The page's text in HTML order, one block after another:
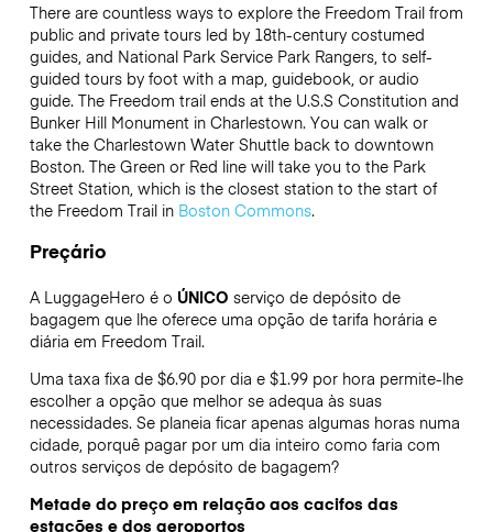
There are countless ways to explore the Freedom Trail from
public and private tours led by 18th-century costumed
guides, and National Park Service Park Rangers, to self-
guided tours by foot with a map, guidebook, or audio
guide. The Freedom trail ends at the U.S.S Constitution and
Bunker Hill Monument in Charlestown. You can walk or
take the Charlestown Water Shuttle back to downtown
Boston. The Green or Red line will take you to the Park
Street Station, which is the closest station to the start of
the Freedom Trail in Boston Commons.
Preçário
A LuggageHero é o ÚNICO serviço de depósito de
bagagem que lhe oferece uma opção de tarifa horária e
diária em Freedom Trail.
Uma taxa fixa de $6.90 por dia e $1.99 por hora permite-lhe
escolher a opção que melhor se adequa às suas
necessidades. Se planeia ficar apenas algumas horas numa
cidade, porquê pagar por um dia inteiro como faria com
outros serviços de depósito de bagagem?
Metade do preço em relação aos cacifos das
estações e dos aeroportos